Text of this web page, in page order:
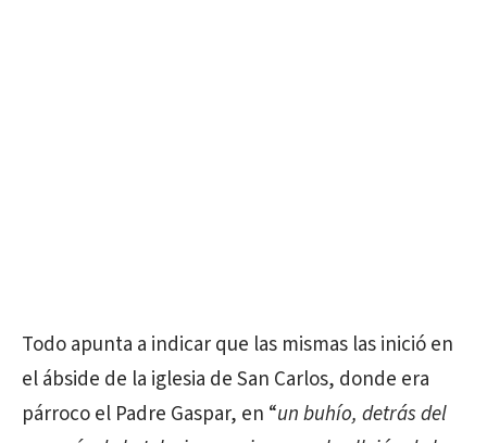
Todo apunta a indicar que las mismas las inició en
el ábside de la iglesia de San Carlos, donde era
párroco el Padre Gaspar, en “un buhío, detrás del